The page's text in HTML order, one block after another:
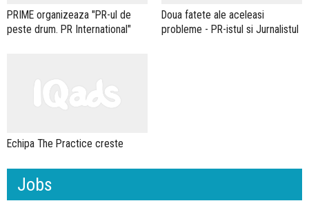
PRIME organizeaza "PR-ul de
peste drum. PR International"
Doua fatete ale aceleasi
probleme - PR-istul si Jurnalistul
Echipa The Practice creste
Jobs